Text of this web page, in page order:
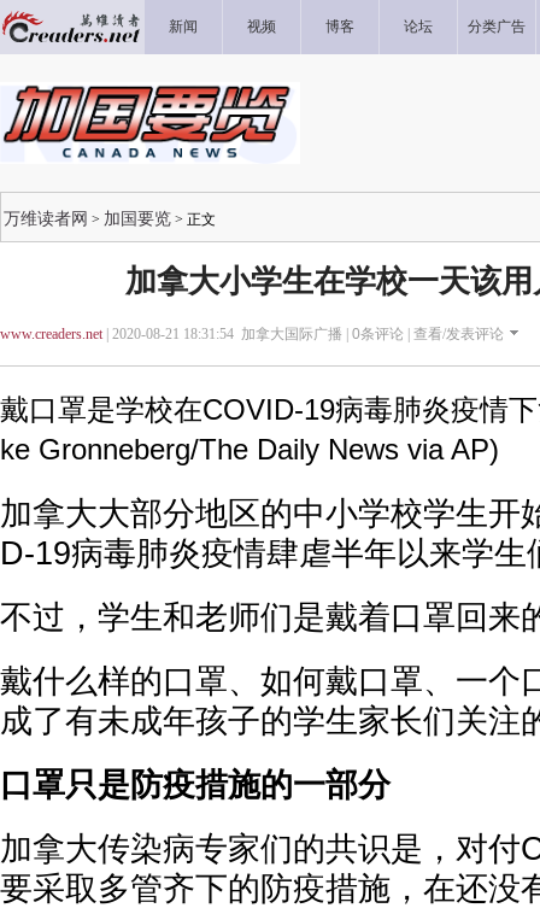
新闻 视频 博客 论坛 分类广告
万维读者网 > 加国要览 > 正文
加拿大小学生在学校一天该
www.creaders.net| 2020-08-21 18:31:54 加拿大国际广播 | 0条评论 | 查看/发表评论
戴口罩是学校在COVID-19病毒肺炎疫情
ke Gronneberg/The Daily News via AP)
加拿大大部分地区的中小学校学生开
D-19病毒肺炎疫情肆虐半年以来学生
不过，学生和老师们是戴着口罩回来
戴什么样的口罩、如何戴口罩、一个
成了有未成年孩子的学生家长们关注
口罩只是防疫措施的一部分
加拿大传染病专家们的共识是，对付
要采取多管齐下的防疫措施，在还没